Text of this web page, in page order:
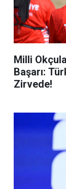
Milli
Başarı:
Zirvede!